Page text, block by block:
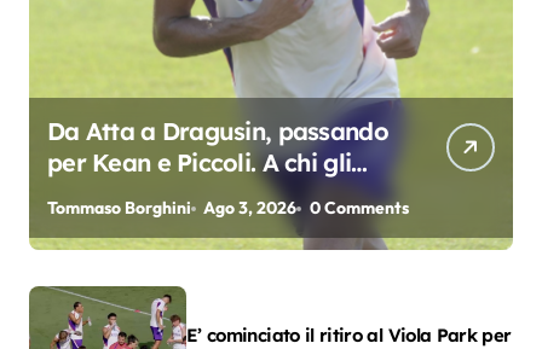
Da Atta a Dragusin, passando
per Kean e Piccoli. A chi gli
oscar del precampionato?
Tommaso Borghini Ago 3, 2026 0 Comments
E’ cominciato il ritiro al Viola Park per